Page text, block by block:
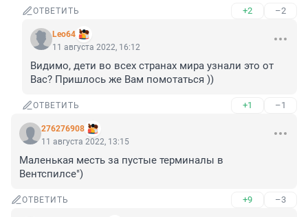
ОТВЕТИТЬ +2 –2
Leo64
11 августа 2022, 16:12
Видимо, дети во всех странах мира узнали это от
Вас? Пришлось же Вам помотаться ))
ОТВЕТИТЬ +1 –1
276276908
11 августа 2022, 13:15
Маленькая месть за пустые терминалы в
Вентспилсе")
ОТВЕТИТЬ +9 –3